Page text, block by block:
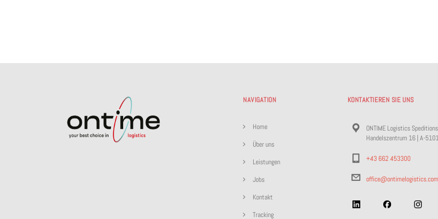
NAVIGATION
Home
Über uns
Leistungen
Jobs
Kontakt
Tracking
KONTAKTIEREN SIE UNS
ONTIME Logistics
Handelszentrum 16 | A-
+43 662 453300
office@ontimelogistics.com